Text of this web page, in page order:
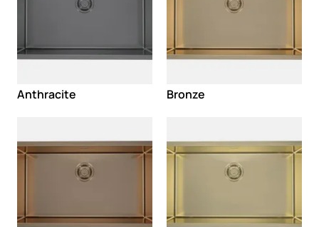
Anthracite
Bronze